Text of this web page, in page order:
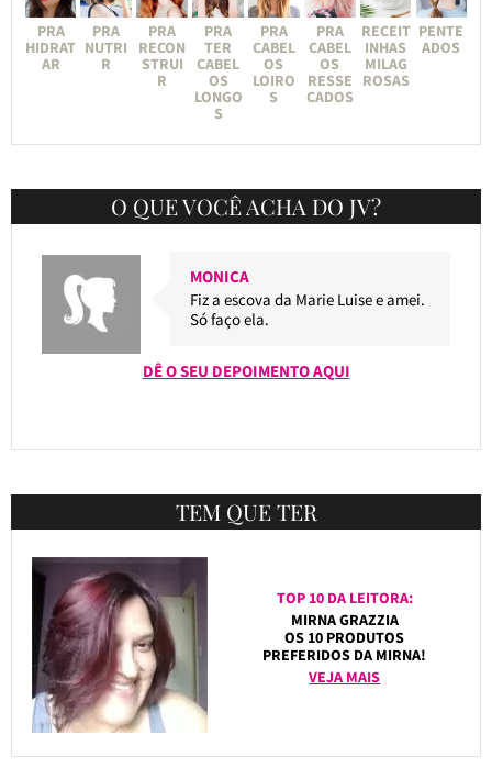
PRA
HIDRAT
AR
PRA
NUTRI
R
PRA
RECON
STRUI
R
PRA
TER
CABEL
OS
LONGO
S
PRA
CABEL
OS
LOIRO
S
PRA
CABEL
OS
RESSE
CADOS
RECEIT
INHAS
MILAG
ROSAS
PENTE
ADOS
O QUE VOCÊ ACHA DO JV?
MONICA
Fiz a escova da Marie Luise e amei.
Só faço ela.
DÊ O SEU DEPOIMENTO AQUI
TEM QUE TER
TOP 10 DA LEITORA:
MIRNA GRAZZIA
OS 10 PRODUTOS
PREFERIDOS DA MIRNA!
VEJA MAIS